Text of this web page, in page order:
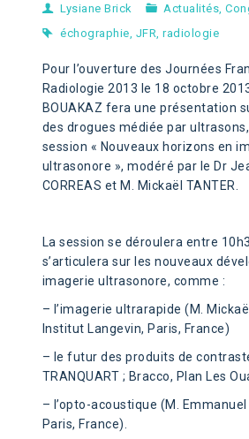
Lysiane Brick Actualités ,
échographie JFR ,radiologie
Pour l’ouverture des Journées
Radiologie 2013 le 18 octobre
BOUAKAZ fera une présentation
des drogues médiée par
session « Nouveaux horizons en
ultrasonore », modéré par le Dr
CORREAS et M. Mickaël TANTER.
La session se déroulera entre
s’articulera sur les nouveaux
imagerie ultrasonore, comme :
– l’imagerie ultrarapide (M.
Institut Langevin, Paris, France)
– le futur des produits de
TRANQUART ; Bracco, Plan Les
– l’opto-acoustique (M. Emmanuel
Paris, France).